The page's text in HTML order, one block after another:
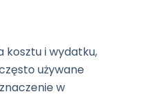
kosztu i wydatku,
używane
w